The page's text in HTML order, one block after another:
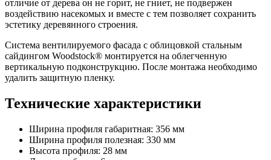
отличие от дерева он не горит, не гниет, не подвержен
воздействию насекомых и вместе с тем позволяет сохранить
эстетику деревянного строения.
Система вентилируемого фасада с облицовкой стальным
сайдингом Woodstock® монтируется на облегченную
вертикальную подконструкцию. После монтажа необходимо
удалить защитную пленку.
Технические характеристики
Ширина профиля габаритная: 356 мм
Ширина профиля полезная: 330 мм
Высота профиля: 28 мм